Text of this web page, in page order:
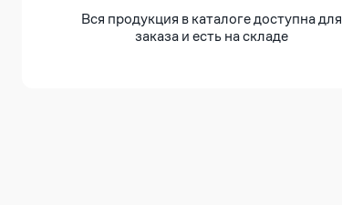
Вся продукция в каталоге доступна для
заказа и есть на складе